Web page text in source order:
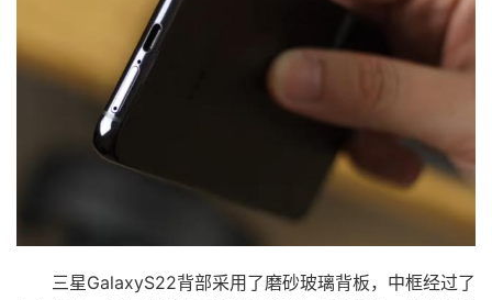
三星GalaxyS22背部采用了磨砂玻璃背板，中框经过了